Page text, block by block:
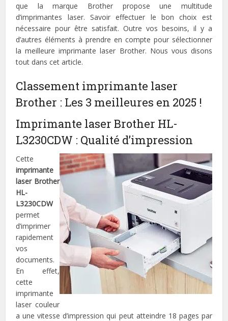
que la marque Brother propose une multitude
d’imprimantes laser. Savoir effectuer le bon choix est
nécessaire pour être satisfait. Outre vos besoins, il y a
d’autres éléments à prendre en compte pour sélectionner
la meilleure imprimante laser Brother. Nous vous disons
tout dans cet article.
Classement imprimante laser
Brother : Les 3 meilleures en 2025 !
Imprimante laser Brother HL-
L3230CDW : Qualité d’impression
Cette
imprimante
laser Brother
HL-
L3230CDW
permet
d’imprimer
rapidement
vos
documents.
En effet,
cette
imprimante
laser couleur
a une vitesse d’impression qui peut atteindre 18 pages par